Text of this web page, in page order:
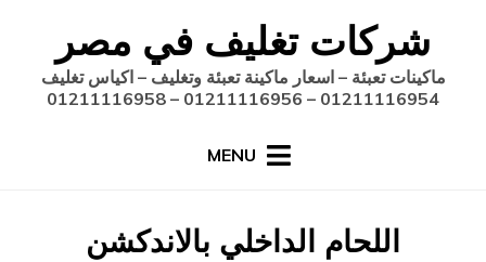
content
شركات تغليف في مصر
ماكينات تعبئة – اسعار ماكينة تعبئة وتغليف – اكياس تغليف
01211116954 – 01211116956 – 01211116958
MENU
الوسم
:
اللحام الداخلي بالاندكشن